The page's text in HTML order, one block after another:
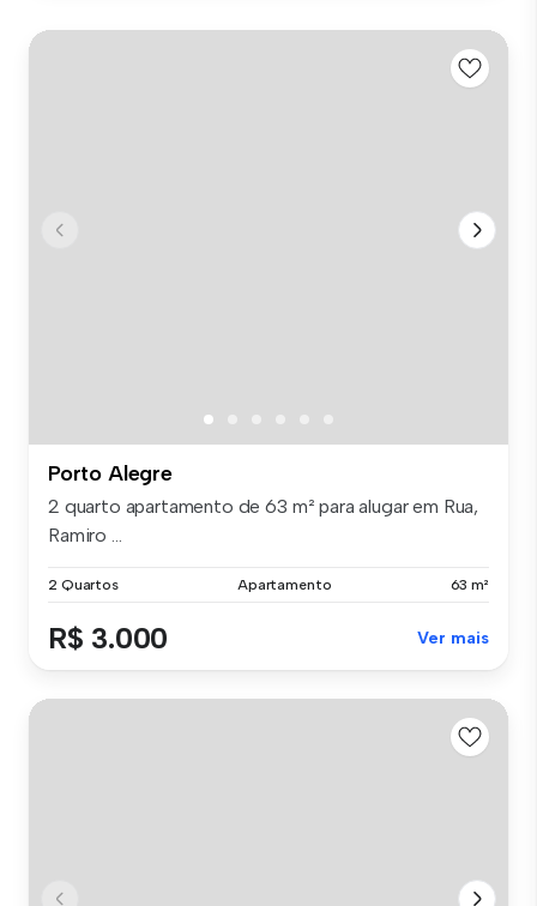
Porto Alegre
2 quarto apartamento de 63 m² para alugar em Rua,
Ramiro ...
2 Quartos Apartamento 63 m²
R$ 3.000 Ver mais